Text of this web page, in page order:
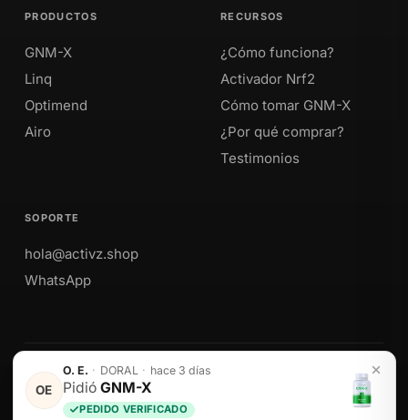
OE
O. E. · DORAL · hace 3 días
Pidió GNM-X
PEDIDO VERIFICADO
PRODUCTOS
GNM-X
Linq
Optimend
Airo
RECURSOS
¿Cómo funciona?
Activador Nrf2
Cómo tomar GNM-X
¿Por qué comprar?
Testimonios
SOPORTE
hola@activz.shop
WhatsApp
Envíos a Perú · México · EE. UU. · Colombia · Ecuador